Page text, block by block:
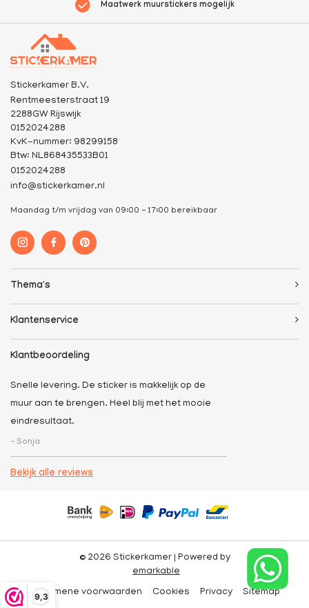
9,3
Maatwerk muurstickers mogelijk
Stickerkamer B.V.
Rentmeesterstraat 19
2288GW Rijswijk
0152024288
KvK-nummer: 98299158
Btw: NL868435533B01
0152024288
info@stickerkamer.nl
Maandag t/m vrijdag van 09:00 - 17:00 bereikbaar
Thema's
Klantenservice
Klantbeoordeling
Snelle levering. De sticker is makkelijk op de
muur aan te brengen. Heel blij met het mooie
eindresultaat.
- Sonja
Bekijk alle reviews
© 2026 Stickerkamer | Powered by
emarkable
Algemene voorwaarden
Cookies Privacy Sitemap